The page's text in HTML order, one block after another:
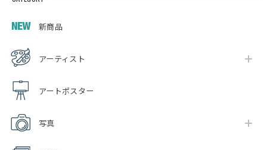
新商品
アーティスト
アートポスター
写真